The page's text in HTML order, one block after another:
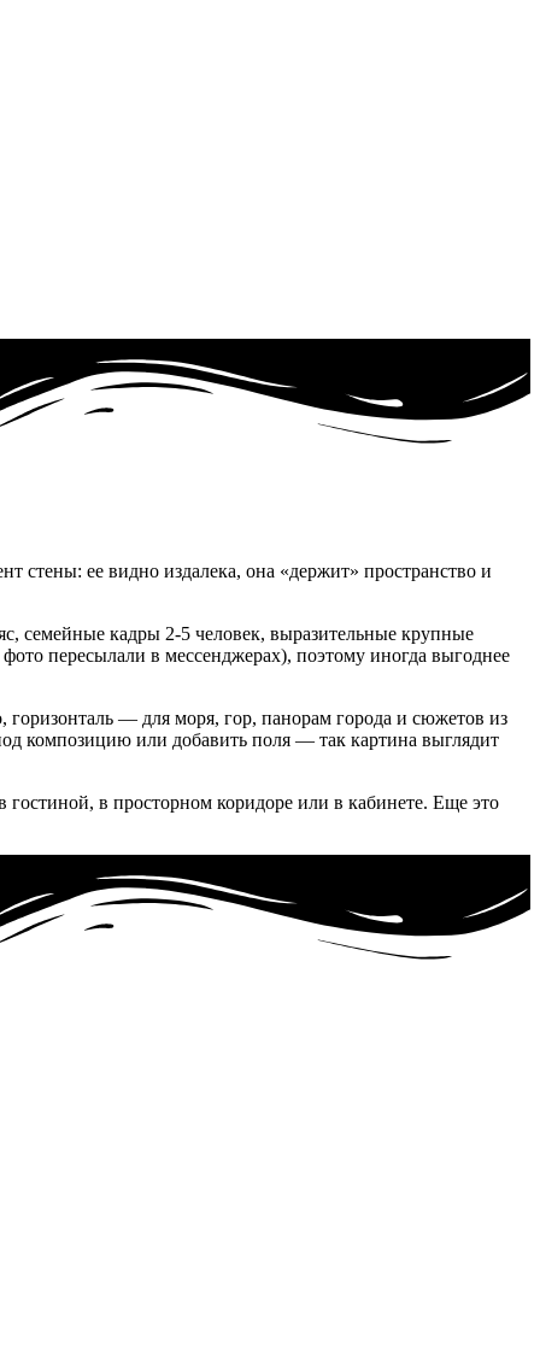
стены: ее видно издалека, она «держит» пространство и
семейные кадры 2-5 человек, выразительные крупные
пересылали в мессенджерах), поэтому иногда выгоднее
— для моря, гор, панорам города и сюжетов из
композицию или добавить поля — так картина выглядит
в просторном коридоре или в кабинете. Еще это